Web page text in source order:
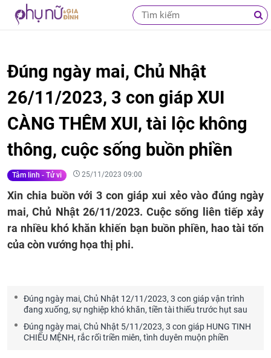
Đúng ngày mai, Chủ Nhật
26/11/2023, 3 con giáp XUI
CÀNG THÊM XUI, tài lộc không
thông, cuộc sống buồn phiền
Tâm linh - Tử vi 25/11/2023 09:00
Xin chia buồn với 3 con giáp xui xẻo vào đúng ngày
mai, Chủ Nhật 26/11/2023. Cuộc sống liên tiếp xảy
ra nhiều khó khăn khiến bạn buồn phiền, hao tài tốn
của còn vướng họa thị phi.
Đúng ngày mai, Chủ Nhật 12/11/2023, 3 con giáp vận trình
đang xuống, sự nghiệp khó khăn, tiền tài thiếu trước hụt sau
Đúng ngày mai, Chủ Nhật 5/11/2023, 3 con giáp HUNG TINH
CHIẾU MỆNH, rắc rối triền miên, tình duyên muộn phiền